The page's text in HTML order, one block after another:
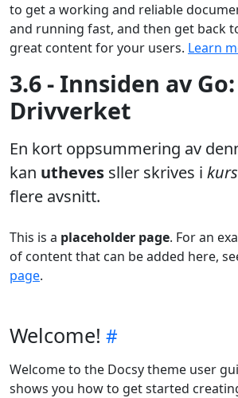
to get a working and reliable
and running fast, and then get back
great content for your users. Learn
3.6 - Innsiden av Go:
Drivverket
En kort oppsummering av
kan utheves sller skrives i
flere avsnitt.
This is a placeholder page. For an
of content that can be added here,
page.
Welcome!
Welcome to the Docsy theme user
shows you how to get started